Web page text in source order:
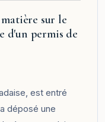
sur le
d'un permis de
est entré
déposé une